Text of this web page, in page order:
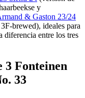
y
& Gaston 23/24
brewed), ideales para
diferencia entre los tres
3 Fonteinen
33